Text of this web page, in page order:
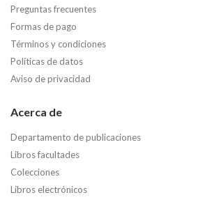
Preguntas frecuentes
Formas de pago
Términos y condiciones
Políticas de datos
Aviso de privacidad
Acerca de
Departamento de publicaciones
Libros facultades
Colecciones
Libros electrónicos